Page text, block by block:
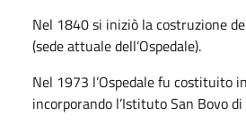
Nel 1840 si iniziò la costruzione
(sede attuale dell’Ospedale).
Nel 1973 l’Ospedale fu costituito
incorporando l’Istituto San Bovo